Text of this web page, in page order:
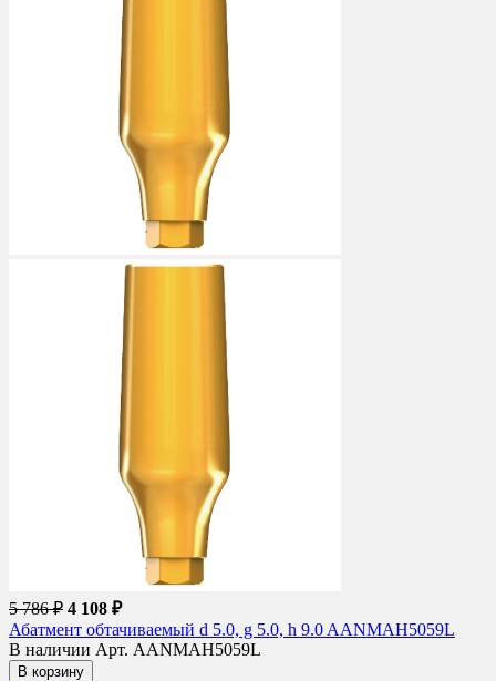
5 786 ₽ 4 108 ₽
Абатмент обтачиваемый d 5.0, g 5.0, h 9.0 AANMAH5059L
В наличии Арт. AANMAH5059L
В корзину